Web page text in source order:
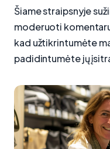
Šiame straipsnyje
moderuoti
kad užtikrintumėte
padidintumėte jų